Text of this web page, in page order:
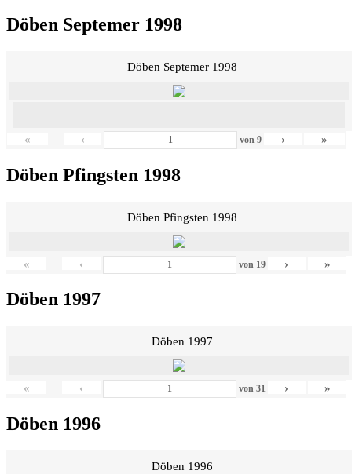
Döben Septemer 1998
Döben Septemer 1998
« ‹ von9 › »
Döben Pfingsten 1998
Döben Pfingsten 1998
« ‹ von 19 › »
Döben 1997
Döben 1997
« ‹ von 31 › »
Döben 1996
Döben 1996